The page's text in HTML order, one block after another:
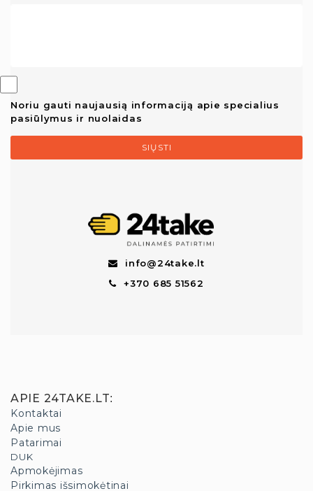
Noriu gauti naujausią informaciją apie specialius
pasiūlymus ir nuolaidas
SIŲSTI
info@24take.lt
+370 685 51562
APIE 24TAKE.LT:
Kontaktai
Apie mus
Patarimai
DUK
Apmokėjimas
Pirkimas išsimokėtinai